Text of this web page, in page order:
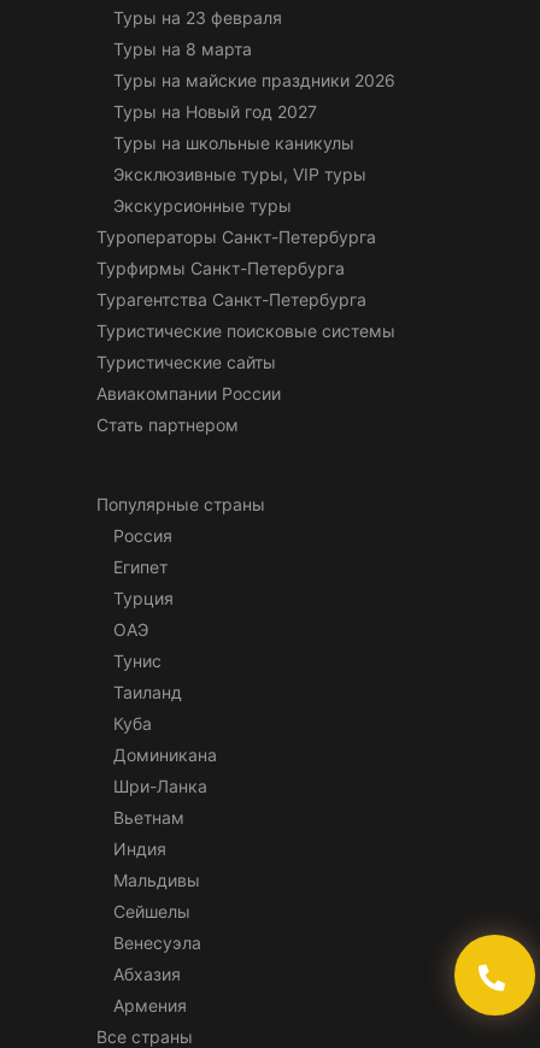
Туры на 23 февраля
Туры на 8 марта
Туры на майские праздники 2026
Туры на Новый год 2027
Туры на школьные каникулы
Эксклюзивные туры, VIP туры
Экскурсионные туры
Туроператоры Санкт-Петербурга
Турфирмы Санкт-Петербурга
Турагентства Санкт-Петербурга
Туристические поисковые системы
Туристические сайты
Авиакомпании России
Стать партнером
Популярные страны
Россия
Египет
Турция
ОАЭ
Тунис
Таиланд
Куба
Доминикана
Шри-Ланка
Вьетнам
Индия
Мальдивы
Сейшелы
Венесуэла
Абхазия
Армения
Все страны